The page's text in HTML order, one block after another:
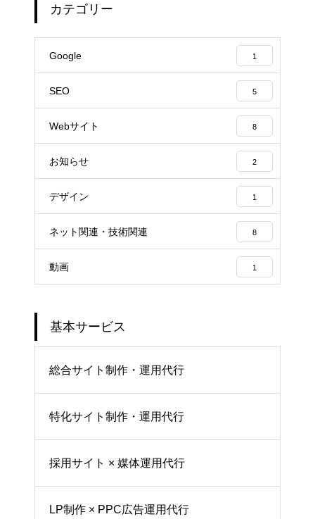
カテゴリー
Google 1
SEO 5
Webサイト 8
お知らせ 2
デザイン 1
ネット関連・技術関連 8
動画 1
基本サービス
総合サイト制作・運用代行
特化サイト制作・運用代行
採用サイト × 媒体運用代行
LP制作 × PPC広告運用代行